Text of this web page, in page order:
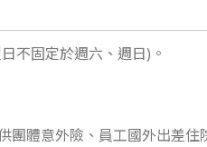
不固定於週六、週日)。
團體意外險、員工國外出差住